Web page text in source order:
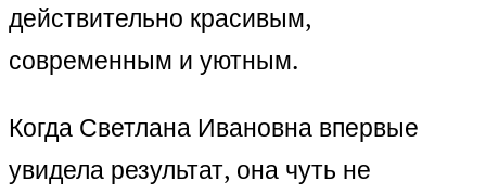
действительно красивым,
современным и уютным.
Когда Светлана Ивановна впервые
увидела результат, она чуть не